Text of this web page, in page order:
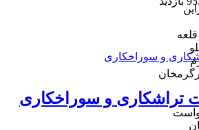
تراشکاری و سوراخکاری